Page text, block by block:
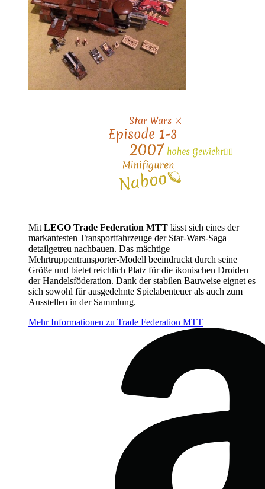
Mit LEGO Trade Federation MTT lässt sich eines der
markantesten Transportfahrzeuge der Star-Wars-Saga
detailgetreu nachbauen. Das mächtige
Mehrtruppentransporter-Modell beeindruckt durch seine
Größe und bietet reichlich Platz für die ikonischen Droiden
der Handelsföderation. Dank der stabilen Bauweise eignet es
sich sowohl für ausgedehnte Spielabenteuer als auch zum
Ausstellen in der Sammlung.
Mehr Informationen zu Trade Federation MTT